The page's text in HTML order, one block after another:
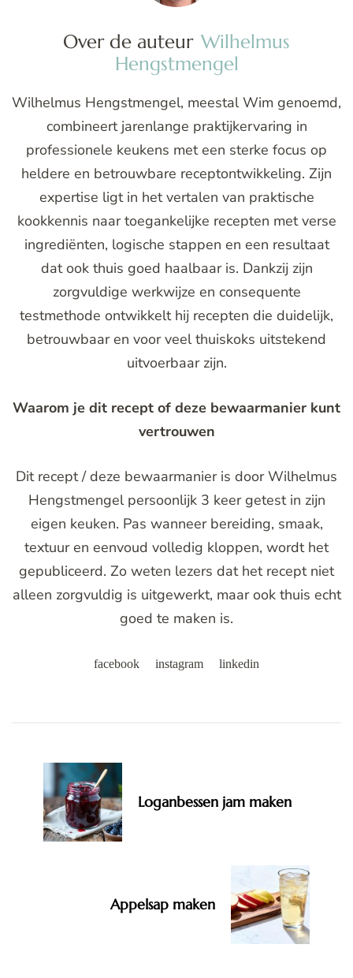
Over de auteur Wilhelmus
Hengstmengel
Wilhelmus Hengstmengel, meestal Wim genoemd,
combineert jarenlange praktijkervaring in
professionele keukens met een sterke focus op
heldere en betrouwbare receptontwikkeling. Zijn
expertise ligt in het vertalen van praktische
kookkennis naar toegankelijke recepten met verse
ingrediënten, logische stappen en een resultaat
dat ook thuis goed haalbaar is. Dankzij zijn
zorgvuldige werkwijze en consequente
testmethode ontwikkelt hij recepten die duidelijk,
betrouwbaar en voor veel thuiskoks uitstekend
uitvoerbaar zijn.
Waarom je dit recept of deze bewaarmanier kunt
vertrouwen
Dit recept / deze bewaarmanier is door Wilhelmus
Hengstmengel persoonlijk 3 keer getest in zijn
eigen keuken. Pas wanneer bereiding, smaak,
textuur en eenvoud volledig kloppen, wordt het
gepubliceerd. Zo weten lezers dat het recept niet
alleen zorgvuldig is uitgewerkt, maar ook thuis echt
goed te maken is.
facebook instagram linkedin
Navigation
Loganbessen jam maken
Appelsap maken